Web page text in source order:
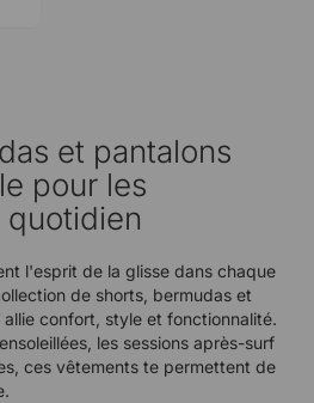
et pantalons
pour les
quotidien
l'esprit de la glisse dans chaque
de shorts, bermudas et
confort, style et fonctionnalité.
les sessions après-surf
ces vêtements te permettent de